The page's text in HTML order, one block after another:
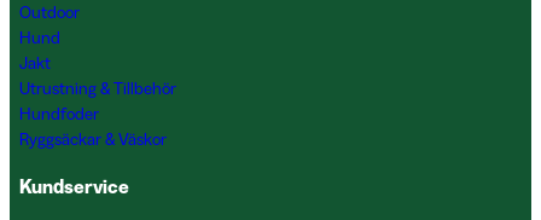
Outdoor
Hund
Jakt
Utrustning & Tillbehör
Hundfoder
Ryggsäckar & Väskor
Kundservice